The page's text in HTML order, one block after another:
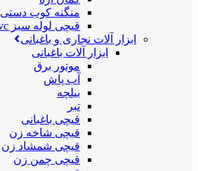
منگنه کوب دستی
قیچی لوله سبز pvc
ابزار آلات نجاری و باغبانی
ابزار آلات باغبانی
موتور برق
آب پاش
بیلچه
تبر
قیچی باغبانی
قیچی شاخه زن
قیچی شمشاد زن
قیچی چمن زن